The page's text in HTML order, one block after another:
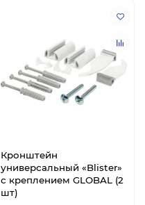
Кронштейн
универсальный «Blister»
с креплением GLOBAL (2
шт)